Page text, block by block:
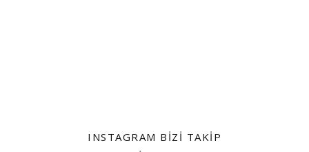
INSTAGRAM BIZI TAKIP